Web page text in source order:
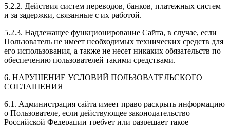
5.2.2. Действия систем переводов, банков, платежных систем
и за задержки, связанные с их работой.
5.2.3. Надлежащее функционирование Сайта, в случае, если
Пользователь не имеет необходимых технических средств для
его использования, а также не несет никаких обязательств по
обеспечению пользователей такими средствами.
6. НАРУШЕНИЕ УСЛОВИЙ ПОЛЬЗОВАТЕЛЬСКОГО
СОГЛАШЕНИЯ
6.1. Администрация сайта имеет право раскрыть информацию
о Пользователе, если действующее законодательство
Российской Федерации требует или разрешает такое